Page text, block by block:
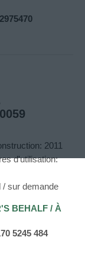
2011
d'utilisation:
/ sur demande
BEHALF / À
5245 484